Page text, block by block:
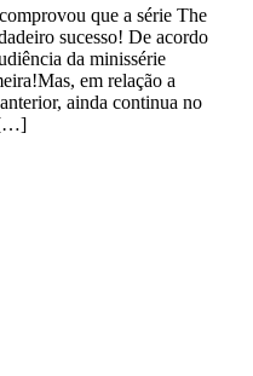
que a série The
sucesso! De acordo
da minissérie
em relação a
ainda continua no
[…]